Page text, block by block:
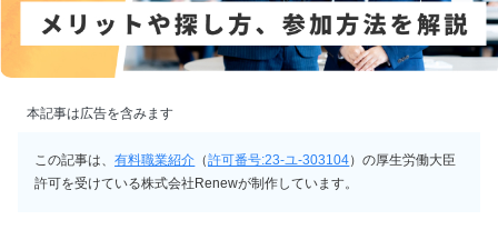
本記事は広告を含みます
この記事は、有料職業紹介 （許可番号:23-ユ-303104）の厚生労働大臣
許可を受けている株式会社Renewが制作しています。